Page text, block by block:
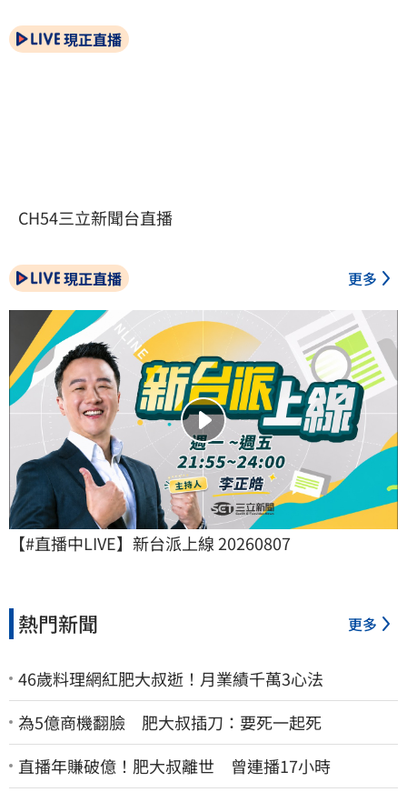
現正直播
CH54三立新聞台直播
現正直播 更多
【#直播中LIVE】新台派上線 20260807
熱門新聞 更多
46歲料理網紅肥大叔逝！月業績千萬3心法
為5億商機翻臉 肥大叔插刀：要死一起死
直播年賺破億！肥大叔離世 曾連播17小時